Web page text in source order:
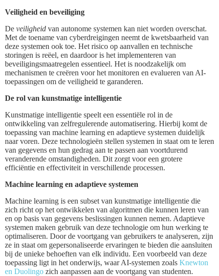
Veiligheid en beveiliging
De veiligheid van autonome systemen kan niet worden overschat.
Met de toename van cyberdreigingen neemt de kwetsbaarheid van
deze systemen ook toe. Het risico op aanvallen en technische
storingen is reëel, en daardoor is het implementeren van
beveiligingsmaatregelen essentieel. Het is noodzakelijk om
mechanismen te creëren voor het monitoren en evalueren van AI-
toepassingen om de veiligheid te garanderen.
De rol van kunstmatige intelligentie
Kunstmatige intelligentie speelt een essentiële rol in de
ontwikkeling van zelfregulerende automatisering. Hierbij komt de
toepassing van machine learning en adaptieve systemen duidelijk
naar voren. Deze technologieën stellen systemen in staat om te leren
van gegevens en hun gedrag aan te passen aan voortdurend
veranderende omstandigheden. Dit zorgt voor een grotere
efficiëntie en effectiviteit in verschillende processen.
Machine learning en adaptieve systemen
Machine learning is een subset van kunstmatige intelligentie die
zich richt op het ontwikkelen van algoritmen die kunnen leren van
en op basis van gegevens beslissingen kunnen nemen. Adaptieve
systemen maken gebruik van deze technologie om hun werking te
optimaliseren. Door de voortgang van gebruikers te analyseren, zijn
ze in staat om gepersonaliseerde ervaringen te bieden die aansluiten
bij de unieke behoeften van elk individu. Een voorbeeld van deze
toepassing ligt in het onderwijs, waar AI-systemen zoals Knewton
en Duolingo zich aanpassen aan de voortgang van studenten.